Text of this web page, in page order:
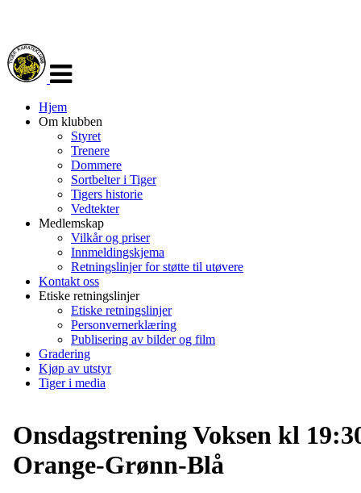
navigasjon
Hjem
Om klubben
Styret
Trenere
Dommere
Sortbelter i Tiger
Tigers historie
Vedtekter
Medlemskap
Vilkår og priser
Innmeldingskjema
Retningslinjer for støtte til utøvere
Kontakt oss
Etiske retningslinjer
Etiske retningslinjer
Personvernerklæring
Publisering av bilder og film
Gradering
Kjøp av utstyr
Tiger i media
Onsdagstrening Voksen kl
Orange-Grønn-Blå